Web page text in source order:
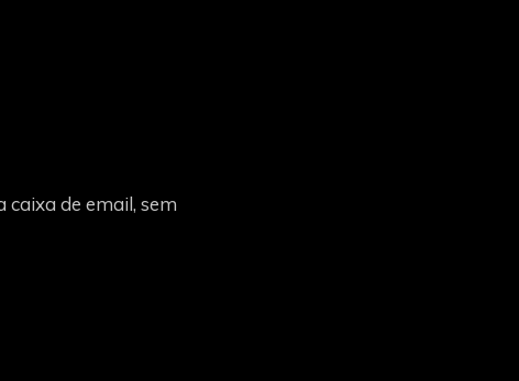
caixa de email, sem